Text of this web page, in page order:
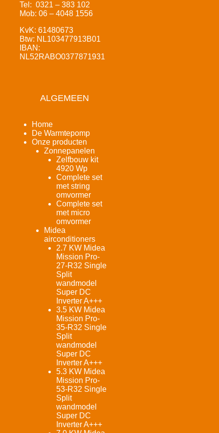
Tel: 0321 – 383 102
Mob: 06 – 4048 1556
KvK: 61480673
Btw: NL103477913B01
IBAN:
NL52RABO0377871931
ALGEMEEN
Home
De Warmtepomp
Onze producten
Zonnepanelen
Zelfbouw kit
4920 Wp
Complete set
met string
omvormer
Complete set
met micro
omvormer
Midea
airconditioners
2.7 KW Midea
Mission Pro-
27-R32 Single
Split
wandmodel
Super DC
Inverter A+++
3.5 KW Midea
Mission Pro-
35-R32 Single
Split
wandmodel
Super DC
Inverter A+++
5.3 KW Midea
Mission Pro-
53-R32 Single
Split
wandmodel
Super DC
Inverter A+++